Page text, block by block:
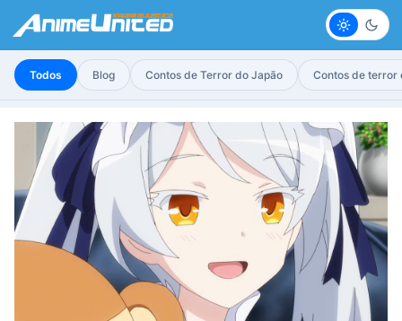
Claro
Todos Blog Contos de Terror do Japão Contos de terror